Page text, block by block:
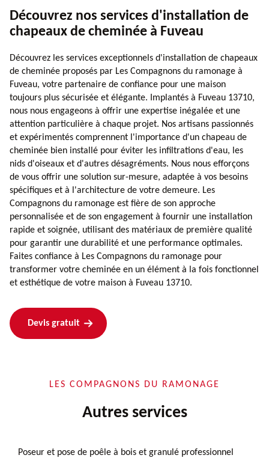
Découvrez nos services d'installation de
chapeaux de cheminée à Fuveau
Découvrez les services exceptionnels d'installation de chapeaux
de cheminée proposés par Les Compagnons du ramonage à
Fuveau, votre partenaire de confiance pour une maison
toujours plus sécurisée et élégante. Implantés à Fuveau 13710,
nous nous engageons à offrir une expertise inégalée et une
attention particulière à chaque projet. Nos artisans passionnés
et expérimentés comprennent l'importance d'un chapeau de
cheminée bien installé pour éviter les infiltrations d'eau, les
nids d'oiseaux et d'autres désagréments. Nous nous efforçons
de vous offrir une solution sur-mesure, adaptée à vos besoins
spécifiques et à l'architecture de votre demeure. Les
Compagnons du ramonage est fière de son approche
personnalisée et de son engagement à fournir une installation
rapide et soignée, utilisant des matériaux de première qualité
pour garantir une durabilité et une performance optimales.
Faites confiance à Les Compagnons du ramonage pour
transformer votre cheminée en un élément à la fois fonctionnel
et esthétique de votre maison à Fuveau 13710.
Devis gratuit
LES COMPAGNONS DU RAMONAGE
Autres services
Poseur et pose de poêle à bois et granulé professionnel